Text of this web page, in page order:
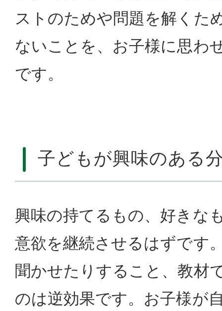
ストのためや問題を解くた
ないことを、お子様に思わ
です。
子どもが興味のある
興味の持てるもの、好きな
意欲を継続させるはずです
聞かせたりすること、教材
のは逆効果です。お子様が